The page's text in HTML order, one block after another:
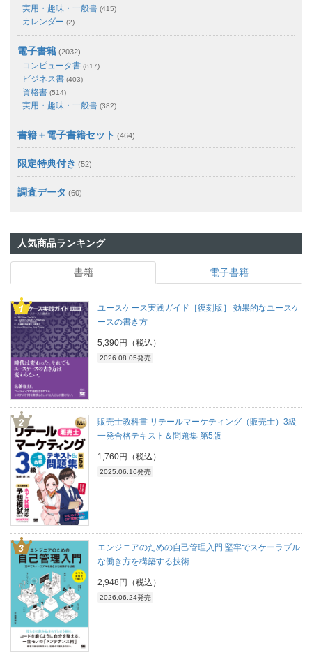
実用・趣味・一般書 (415)
カレンダー (2)
電子書籍 (2032)
コンピュータ書 (817)
ビジネス書 (403)
資格書 (514)
実用・趣味・一般書 (382)
書籍＋電子書籍セット (464)
限定特典付き (52)
調査データ (60)
人気商品ランキング
書籍 電子書籍
ユースケース実践ガイド［復刻版］ 効果的なユースケ
ースの書き方
5,390円（税込）
2026.08.05発売
販売士教科書 リテールマーケティング（販売士）3級
一発合格テキスト＆問題集 第5版
1,760円（税込）
2025.06.16発売
エンジニアのための自己管理入門 堅牢でスケーラブル
な働き方を構築する技術
2,948円（税込）
2026.06.24発売